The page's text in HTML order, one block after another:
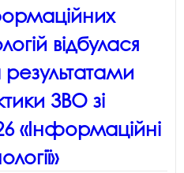
відбулася
ЗВО зі
«Інформаційні